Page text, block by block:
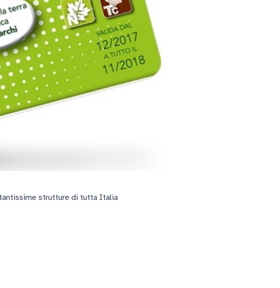
tantissime strutture di tutta Italia